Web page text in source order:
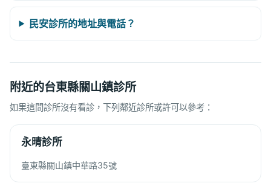
民安診所的地址與電話？
附近的台東縣關山鎮診所
如果這間診所沒有看診，下列鄰近診所或許可以參考：
永晴診所
臺東縣關山鎮中華路35號